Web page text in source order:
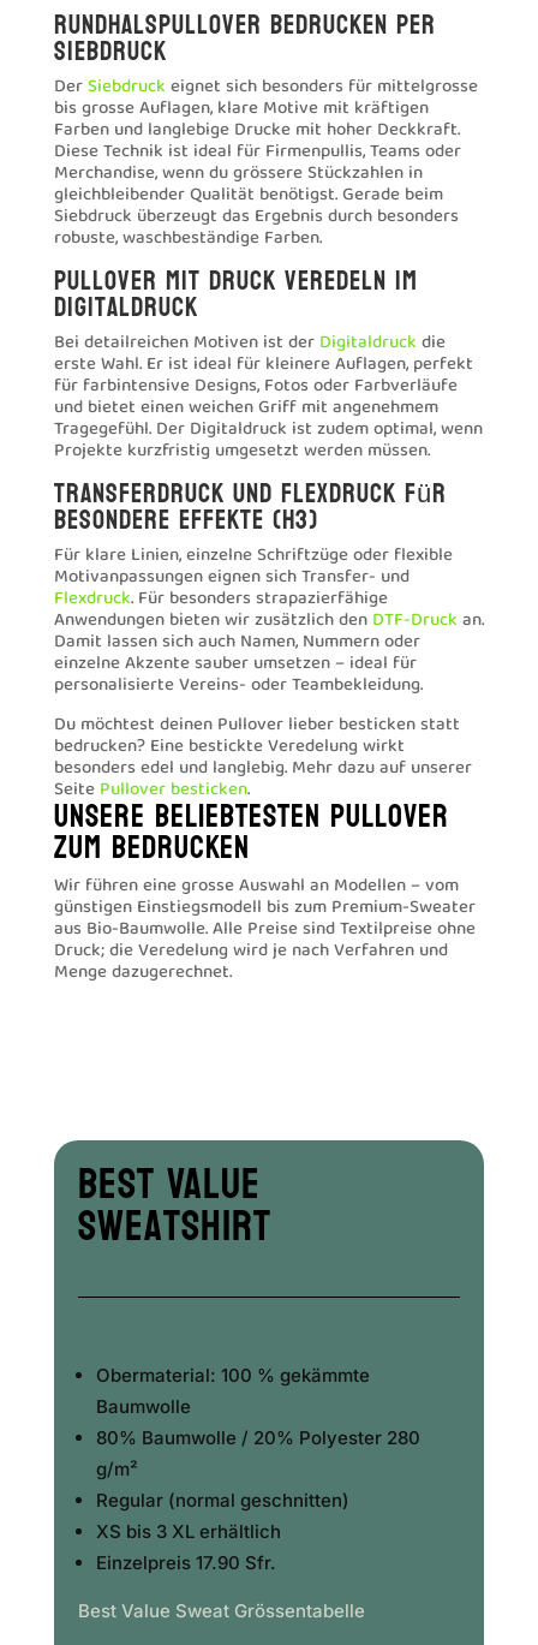
Rundhalspullover bedrucken per
Siebdruck
DerSiebdruckeignet sich besonders für mittelgrosse
bis grosse Auflagen, klare Motive mit kräftigen
Farben und langlebige Drucke mit hoher Deckkraft.
Diese Technik ist ideal für Firmenpullis, Teams oder
Merchandise, wenn du grössere Stückzahlen in
gleichbleibender Qualität benötigst. Gerade beim
Siebdruck überzeugt das Ergebnis durch besonders
robuste, waschbeständige Farben.
Pullover mit Druck veredeln im
Digitaldruck
Bei detailreichen Motiven ist derDigitaldruckdie
erste Wahl. Er ist ideal für kleinere Auflagen, perfekt
für farbintensive Designs, Fotos oder Farbverläufe
und bietet einen weichen Griff mit angenehmem
Tragegefühl. Der Digitaldruck ist zudem optimal, wenn
Projekte kurzfristig umgesetzt werden müssen.
Transferdruck und Flexdruck für
besondere Effekte (H3)
Für klare Linien, einzelne Schriftzüge oder flexible
Motivanpassungen eignen sich Transfer- und
Flexdruck. Für besonders strapazierfähige
Anwendungen bieten wir zusätzlich denDTF-Druckan.
Damit lassen sich auch Namen, Nummern oder
einzelne Akzente sauber umsetzen – ideal für
personalisierte Vereins- oder Teambekleidung.
Du möchtest deinen Pullover lieber besticken statt
bedrucken? Eine bestickte Veredelung wirkt
besonders edel und langlebig. Mehr dazu auf unserer
SeitePullover besticken.
Unsere beliebtesten Pullover
zum Bedrucken
Wir führen eine grosse Auswahl an Modellen – vom
günstigen Einstiegsmodell bis zum Premium-Sweater
aus Bio-Baumwolle. Alle Preise sind Textilpreise ohne
Druck; die Veredelung wird je nach Verfahren und
Menge dazugerechnet.
Best Value
Sweatshirt
Obermaterial: 100 % gekämmte
Baumwolle
80% Baumwolle / 20% Polyester 280
g/m²
Regular (normal geschnitten)
XS bis 3 XL erhältlich
Einzelpreis 17.90 Sfr.
Best Value Sweat Grössentabelle